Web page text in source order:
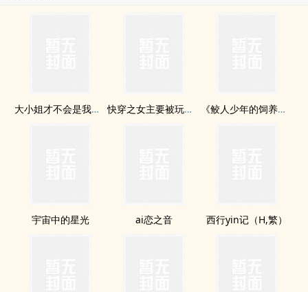
大小姐才不会是我家女僕 快穿之女主要被玩坏了 《鲛人少年的饲养日誌》
宇宙中的星光 ai恋之音 西行yin记（H,繁）